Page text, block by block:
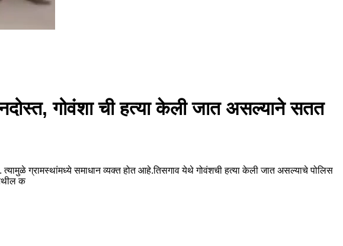
गोवंशा ची हत्या केली जात असल्याने सतत
ग्रामस्थांमध्ये समाधान व्यक्त होत आहे.तिसगाव येथे गोवंशची हत्या केली जात असल्याचे पोलिस
क